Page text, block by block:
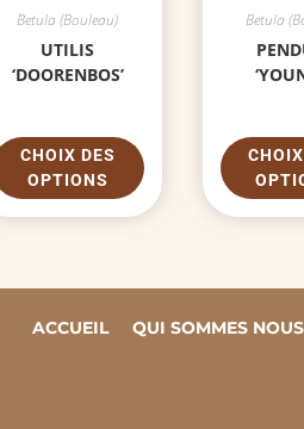
Betula (Bouleau)
UTILIS
‘DOORENBOS’
CHOIX DES
OPTIONS
Betula
ACCUEIL QUI SOMMES